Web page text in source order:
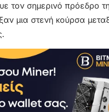
τον σημερινό πρόεδρο
μια στενή κούρσα